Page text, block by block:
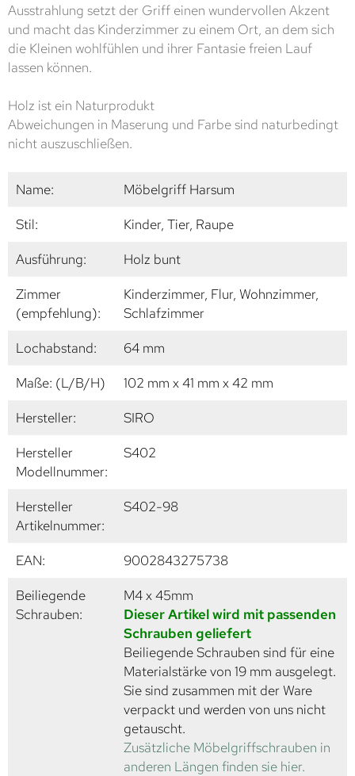
Ausstrahlung setzt der Griff einen wundervollen Akzent
und macht das Kinderzimmer zu einem Ort, an dem sich
die Kleinen wohlfühlen und ihrer Fantasie freien Lauf
lassen können.
Holz ist ein Naturprodukt
Abweichungen in Maserung und Farbe sind naturbedingt
nicht auszuschließen.
Name:
Möbelgriff Harsum
Stil:
Kinder, Tier, Raupe
Ausführung:
Holz bunt
Zimmer
(empfehlung):
Kinderzimmer, Flur, Wohnzimmer,
Schlafzimmer
Lochabstand:
64 mm
Maße: (L/B/H)
102 mm x 41 mm x 42 mm
Hersteller:
SIRO
Hersteller
Modellnummer:
S402
Hersteller
Artikelnummer:
S402-98
EAN:
9002843275738
Beiliegende
Schrauben:
M4 x 45mm
Dieser Artikel wird mit passenden
Schrauben geliefert
Beiliegende Schrauben sind für eine
Materialstärke von 19 mm ausgelegt.
Sie sind zusammen mit der Ware
verpackt und werden von uns nicht
getauscht.
Zusätzliche Möbelgriffschrauben in
anderen Längen finden sie hier.